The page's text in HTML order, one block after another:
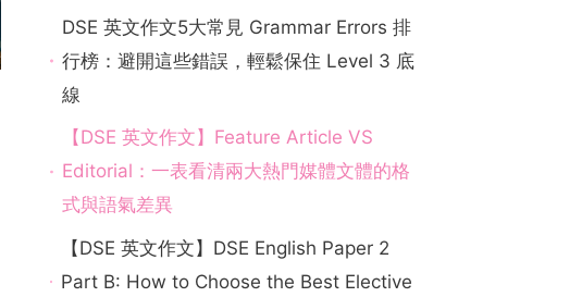
DSE 英文作文5大常見 Grammar Errors 排
行榜：避開這些錯誤，輕鬆保住 Level 3 底
線
【DSE 英文作文】Feature Article VS
Editorial：一表看清兩大熱門媒體文體的格
式與語氣差異
【DSE 英文作文】DSE English Paper 2
Part B: How to Choose the Best Elective